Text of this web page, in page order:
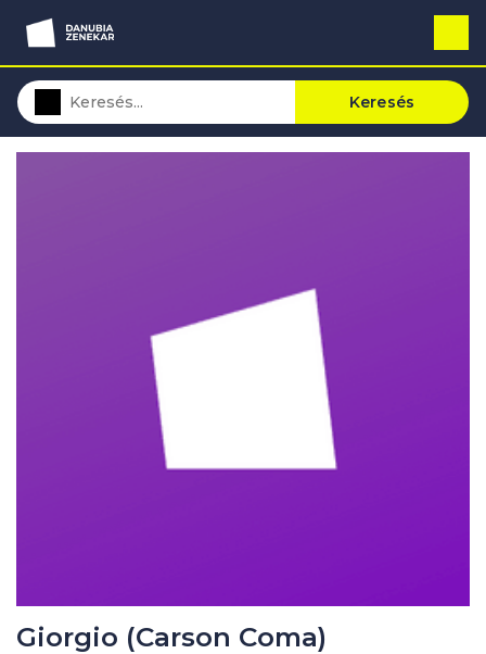
Keresés
Giorgio (Carson Coma)